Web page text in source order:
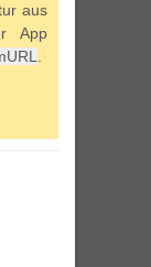
aus
App
.